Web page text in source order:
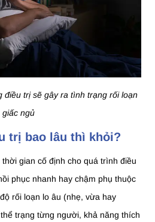
điều trị sẽ gây ra tình trạng rối loạn
giấc ngủ
trị bao lâu thì khỏi?
gian cố định cho quá trình điều
phục nhanh hay chậm phụ thuộc
rối loạn lo âu (nhẹ, vừa hay
trạng từng người, khả năng thích